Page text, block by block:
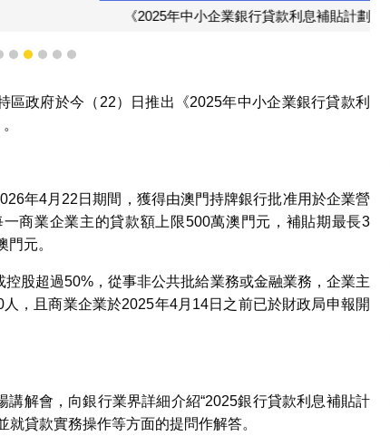
銀行貸款利息補貼計劃》
3 4 5 6 7 8
政府於今（22）日推出《2025年中小企業銀行貸款利
年4月22日期間，獲得由澳門持牌銀行批准用於企業營
商業企業主的貸款額上限500萬澳門元，補貼期最長3
元。
股超過50%，從事非公共批給業務或金融業務，企業主
，且商業企業於2025年4月14日之前已於財政局申報開
解會，向銀行業界詳細介紹“2025銀行貸款利息補貼計
貸款實務操作等方面的提問作解答。